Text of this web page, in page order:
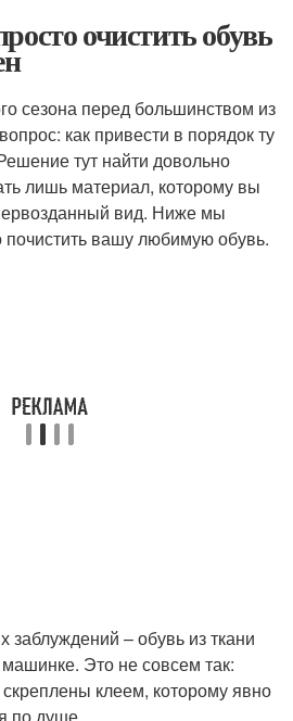
очистить обувь
сезона перед большинством из
как привести в порядок ту
тут найти довольно
лишь материал, которому вы
вид. Ниже мы
почистить вашу любимую обувь.
– обувь из ткани
Это не совсем так:
клеем, которому явно